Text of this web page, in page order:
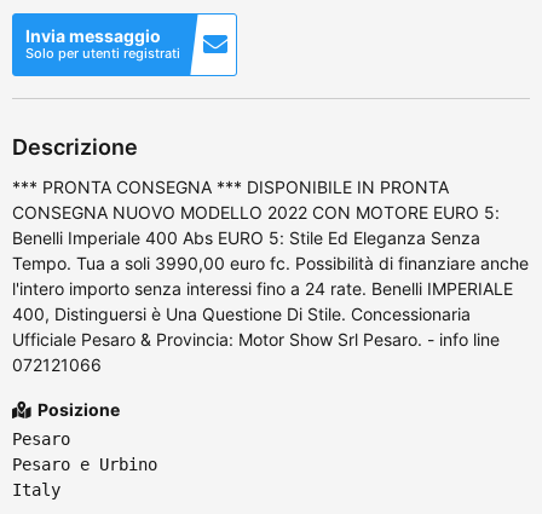
Invia messaggio
Solo per utenti registrati
Descrizione
*** PRONTA CONSEGNA *** DISPONIBILE IN PRONTA
CONSEGNA NUOVO MODELLO 2022 CON MOTORE EURO 5:
Benelli Imperiale 400 Abs EURO 5: Stile Ed Eleganza Senza
Tempo. Tua a soli 3990,00 euro fc. Possibilità di finanziare anche
l'intero importo senza interessi fino a 24 rate. Benelli IMPERIALE
400, Distinguersi è Una Questione Di Stile. Concessionaria
Ufficiale Pesaro & Provincia: Motor Show Srl Pesaro. - info line
072121066
Posizione
Pesaro
Pesaro e Urbino
Italy